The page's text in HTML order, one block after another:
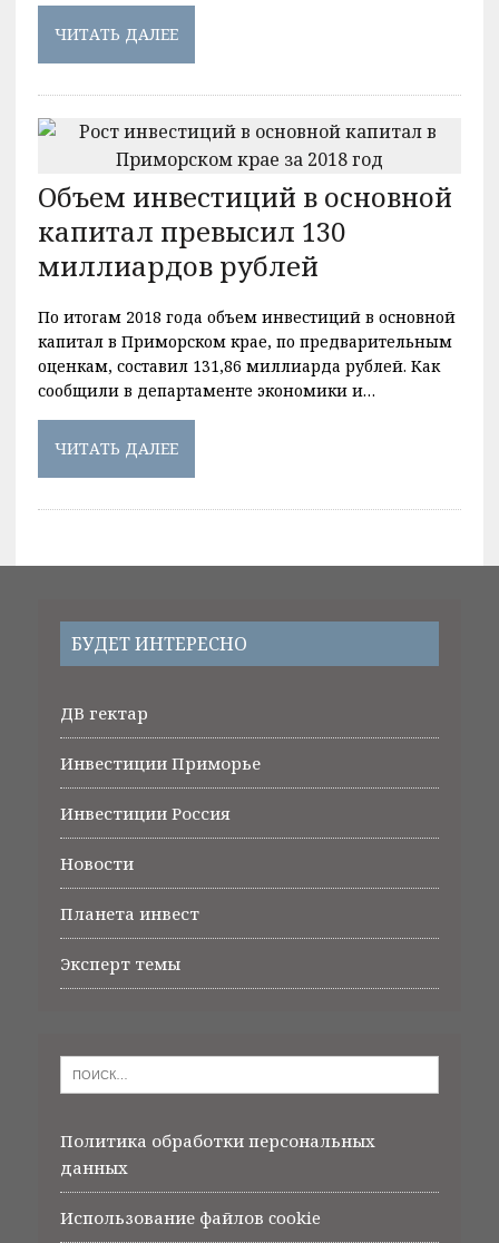
ЧИТАТЬ ДАЛЕЕ
Объем инвестиций в основной
капитал превысил 130
миллиардов рублей
По итогам 2018 года объем инвестиций в основной
капитал в Приморском крае, по предварительным
оценкам, составил 131,86 миллиарда рублей. Как
сообщили в департаменте экономики и…
ЧИТАТЬ ДАЛЕЕ
БУДЕТ ИНТЕРЕСНО
ДВ гектар
Инвестиции Приморье
Инвестиции Россия
Новости
Планета инвест
Эксперт темы
Политика обработки персональных
данных
Использование файлов cookie